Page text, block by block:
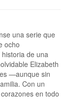
padre de la joven bruja en la serie.Para el autor, que tuvo reiteradas entrevistas con la actriz para sus libros, el vínculo de Elizabeth con Robert estaba marcado por un hecho puntual: “Yo tenía la impresión de que él nunca superó la muerte de su primogénita y, de alguna manera, parecía guardar resentimiento hacia Elizabeth desde el principio, casi por el simple hecho de haber nacido”. Por su parte, Geoffrey Mark, historiador de la cultura pop, fue más allá al analizar cómo ese vínculo afectó la vida personal de la actriz: “Elizabeth tenía una relación muy complicada con su padre, lo que influyó en sus relaciones con los hombres durante gran parte de su vida. En parte, se debía a ser hija de una gran celebridad; en parte, a su primera experiencia como actriz junto a su padre en su programa; y en parte, a que se dio cuenta de que su padre no era un buen esposo para su madre”.Los fracasos amorosos y el refugio en su último amorEl público la adoraba y le hacía sentir su afecto, pero detrás de cámaras la vida de Elizabeth no era feliz. Para cuando el programa salió al aire en 1964, ya se había divorciado dos veces: primero del productor de televisión Frederick Cammann, con quien estuvo un año, y luego de Gig Young, con quien compartió siete. Un año antes de que la serie viera la luz, contrajo matrimonio con el director y guionista del proyecto, William Asher. Además de pasar por el altar, fue con quien tuvo a sus tres hijos: William Jr., Rebecca y Robert. “Nunca ganaré un premio a la madre del año, creo que nadie puede prepararte realmente para la maternidad. Ser madre es el trabajo más difícil que haya tenido jamás. De mis padres aprendí sobre cómo hacer algunas cosas y cómo no hacer otras. Ellos hicieron lo mejor que pudieron”, reconoció la actriz. Si bien tenía planeado alejarse de la actuación para dedicarse a su familia, fue Asher quien la convenció para que tomara el papel de la querida Samantha Stephens. Esa recomendación fue la que cambió su vida para siempre.El fin de la magia y el comienzo de la leyendaEl éxito del programa fue arrollador, aunque con el paso del tiempo se percibía un desgaste. Ese “agotamiento” que se veía en pantalla era un reflejo del matrimonio de la actriz y el productor. Después de una década juntos, terminaron su relación y esto tuvo un efecto colateral: un fin precipitado que llegó en el último capítulo de la temporada ocho. Según contó Pilato, había un contrato de Hechizada para varias temporadas más, pero fue Elizabeth quien decidió que no seguiría. “Todo el mundo piensa que ABC canceló la serie por la baja audiencia, pero fue ella quien l